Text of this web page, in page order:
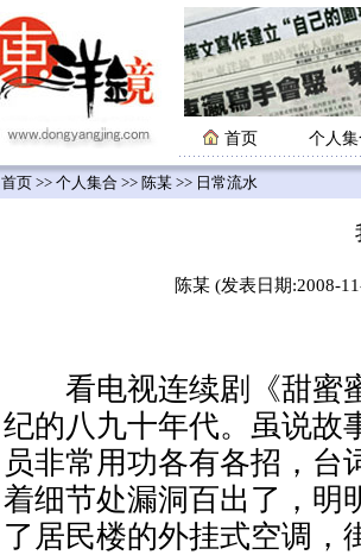
首页 个人
首页 >> 个人集合 >> 陈某 >> 日常流水
陈某 (发表日期:2008-
看电视连续剧《甜蜜
纪的八九十年代。虽说故
员非常用功各有各招，台
着细节处漏洞百出了，明
了居民楼的外挂式空调，